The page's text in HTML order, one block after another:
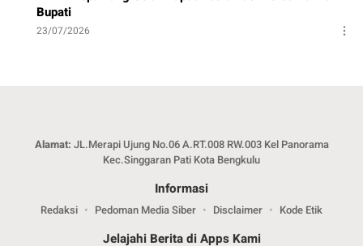
Bupati
23/07/2026
Alamat: JL.Merapi Ujung No.06 A.RT.008 RW.003 Kel Panorama
Kec.Singgaran Pati Kota Bengkulu
Informasi
Redaksi Pedoman Media Siber Disclaimer Kode Etik
Jelajahi Berita di Apps Kami